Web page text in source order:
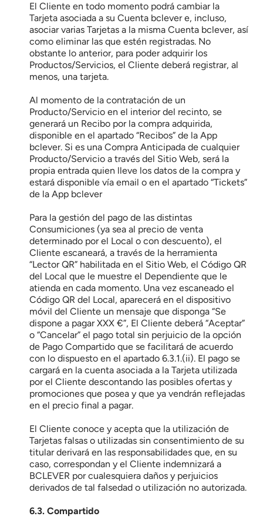
El Cliente en todo momento podrá cambiar la
Tarjeta asociada a su Cuenta bclever e, incluso,
asociar varias Tarjetas a la misma Cuenta bclever, así
como eliminar las que estén registradas. No
obstante lo anterior, para poder adquirir los
Productos/Servicios, el Cliente deberá registrar, al
menos, una tarjeta.
Al momento de la contratación de un
Producto/Servicio en el interior del recinto, se
generará un Recibo por la compra adquirida,
disponible en el apartado “Recibos” de la App
bclever. Si es una Compra Anticipada de cualquier
Producto/Servicio a través del Sitio Web, será la
propia entrada quien lleve los datos de la compra y
estará disponible vía email o en el apartado “Tickets”
de la App bclever
Para la gestión del pago de las distintas
Consumiciones (ya sea al precio de venta
determinado por el Local o con descuento), el
Cliente escaneará, a través de la herramienta
“Lector QR” habilitada en el Sitio Web, el Código QR
del Local que le muestre el Dependiente que le
atienda en cada momento. Una vez escaneado el
Código QR del Local, aparecerá en el dispositivo
móvil del Cliente un mensaje que disponga “Se
dispone a pagar XXX €”, El Cliente deberá “Aceptar”
o “Cancelar” el pago total sin perjuicio de la opción
de Pago Compartido que se facilitará de acuerdo
con lo dispuesto en el apartado 6.3.1.(ii). El pago se
cargará en la cuenta asociada a la Tarjeta utilizada
por el Cliente descontando las posibles ofertas y
promociones que posea y que ya vendrán reflejadas
en el precio final a pagar.
El Cliente conoce y acepta que la utilización de
Tarjetas falsas o utilizadas sin consentimiento de su
titular derivará en las responsabilidades que, en su
caso, correspondan y el Cliente indemnizará a
BCLEVER por cualesquiera daños y perjuicios
derivados de tal falsedad o utilización no autorizada.
6.3. Compartido